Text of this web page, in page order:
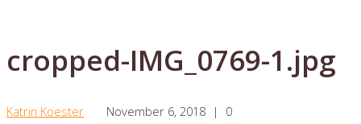
cropped-IMG_0769-1.jpg
Katrin Koester November 6, 2018 | 0